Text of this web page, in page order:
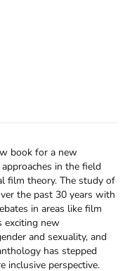
book for a new
in the field
film theory. The study of
the past 30 years with
in areas like film
exciting new
and sexuality, and
has stepped
inclusive perspective.